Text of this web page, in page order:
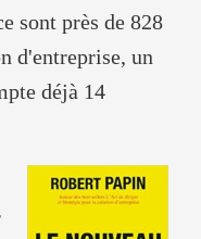
sont près de 828
d'entreprise, un
déjà 14